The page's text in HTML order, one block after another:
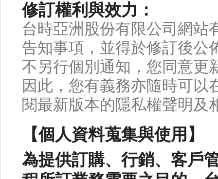
修訂權利與效力：
台時亞洲股份有限公司網站
告知事項，並得於修訂後公
不另行個別通知，您同意更
因此，您有義務亦隨時可以
閱最新版本的隱私權聲明及
【個人資料蒐集與使用】
為提供訂購、行銷、客戶